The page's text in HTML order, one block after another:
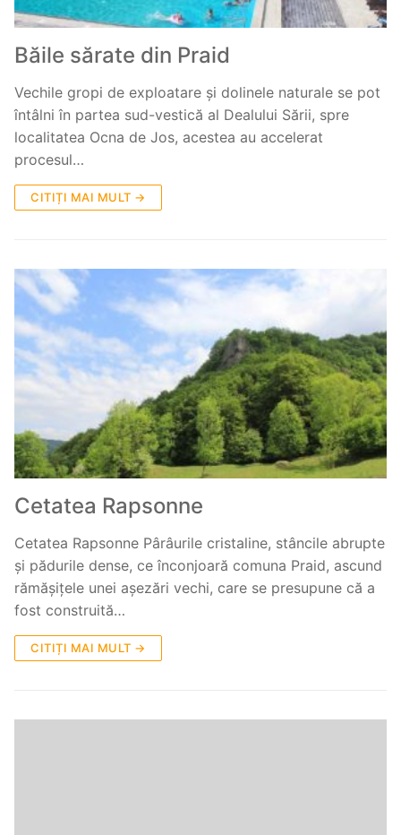
Băile sărate din Praid
Vechile gropi de exploatare şi dolinele naturale se pot
întâlni în partea sud-vestică al Dealului Sării, spre
localitatea Ocna de Jos, acestea au accelerat
procesul…
CITIȚI MAI MULT →
Cetatea Rapsonne
Cetatea Rapsonne Pârâurile cristaline, stâncile abrupte
și pădurile dense, ce înconjoară comuna Praid, ascund
rămășițele unei așezări vechi, care se presupune că a
fost construită…
CITIȚI MAI MULT →